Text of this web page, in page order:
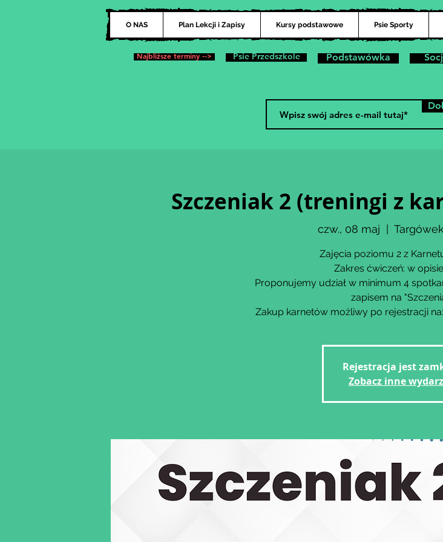
O NAS Plan Lekcji i Zapisy Kursy podstawowe Psie Sporty
Najbliższe terminy --> Psie Przedszkole Podstawówka
Szczeniak 2 (treningi z
czw., 08 maj
Zajęcia poziomu 2 z
Zakres ćwiczeń: w
Proponujemy udział w minimum 4
zapisem na
Zakup karnetów możliwy po rejestracji
Rejestracja jest
Zobacz inne